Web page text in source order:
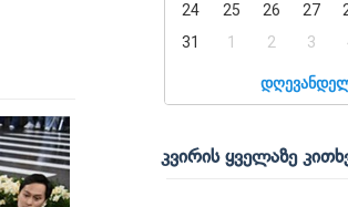
24
25 26 27
31
1 2 3
კვირის ყველაზე